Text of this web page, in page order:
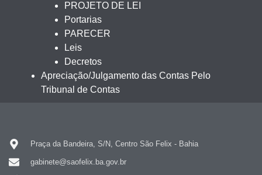
PROJETO DE LEI
Portarias
PARECER
Leis
Decretos
Apreciação/Julgamento das Contas Pelo
Tribunal de Contas
Praça da Bandeira, S/N, Centro São Felix - Bahia
gabinete@saofelix.ba.gov.br